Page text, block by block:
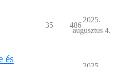
35 486
2025.
augusztus 4.
és